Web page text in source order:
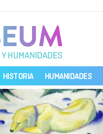
HISTORIA HUMANIDADES